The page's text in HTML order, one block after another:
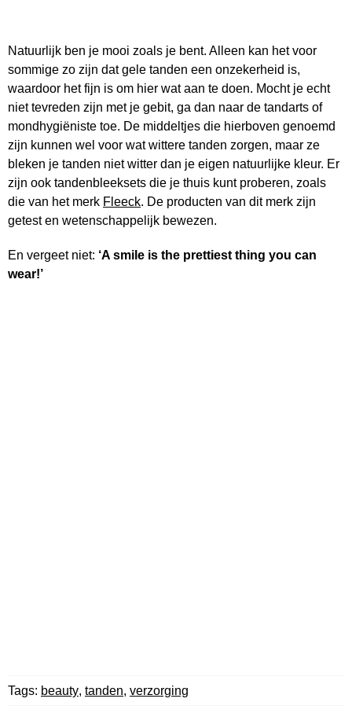
Natuurlijk ben je mooi zoals je bent. Alleen kan het voor
sommige zo zijn dat gele tanden een onzekerheid is,
waardoor het fijn is om hier wat aan te doen. Mocht je echt
niet tevreden zijn met je gebit, ga dan naar de tandarts of
mondhygiëniste toe. De middeltjes die hierboven genoemd
zijn kunnen wel voor wat wittere tanden zorgen, maar ze
bleken je tanden niet witter dan je eigen natuurlijke kleur. Er
zijn ook tandenbleeksets die je thuis kunt proberen, zoals
die van het merk Fleeck. De producten van dit merk zijn
getest en wetenschappelijk bewezen.
En vergeet niet: ‘A smile is the prettiest thing you can
wear!’
Tags: beauty, tanden, verzorging